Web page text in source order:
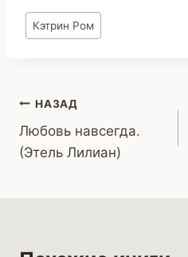
Метки
записи:
Кэтрин Ром
Навигация
по
записям
НАЗАД
Любовь навсегда.
(Этель Лилиан)